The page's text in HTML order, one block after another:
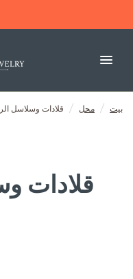
بيت / محل / قلادات وسلاسل
قلادات